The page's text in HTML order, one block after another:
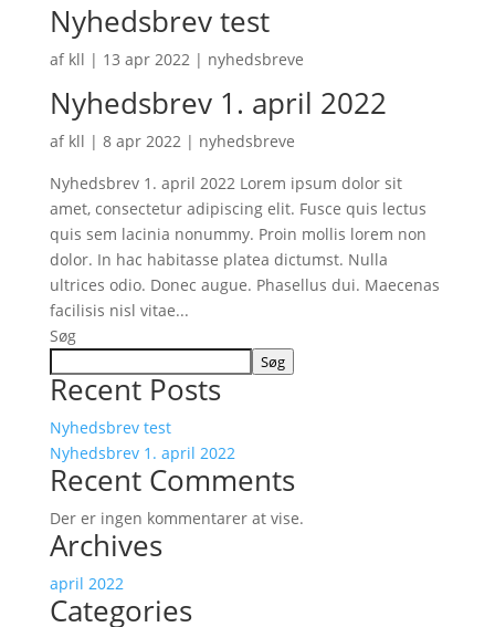
Nyhedsbrev test
af kll | 13 apr 2022| nyhedsbreve
Nyhedsbrev 1. april 2022
af kll | 8 apr 2022| nyhedsbreve
Nyhedsbrev 1. april 2022 Lorem ipsum dolor sit
amet, consectetur adipiscing elit. Fusce quis lectus
quis sem lacinia nonummy. Proin mollis lorem non
dolor. In hac habitasse platea dictumst. Nulla
ultrices odio. Donec augue. Phasellus dui. Maecenas
facilisis nisl vitae...
Søg
Søg
Recent Posts
Nyhedsbrev test
Nyhedsbrev 1. april 2022
Recent Comments
Der er ingen kommentarer at vise.
Archives
april 2022
Categories